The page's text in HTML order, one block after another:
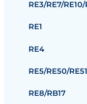
RE3/RE7/
RE1
RE4
RE5/RE50/RE51
RE8/RB17